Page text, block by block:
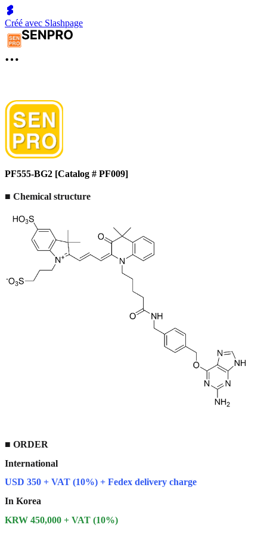
Créé avec Slashpage
PF555-BG2 [Catalog # PF009]
■ Chemical structure
■ ORDER
International
USD 350 + VAT (10%) + Fedex delivery charge
In Korea
KRW 450,000 + VAT (10%)